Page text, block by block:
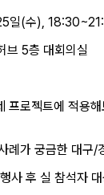
일(수),
브 5층 대회의실
프로젝트에 적용
례가 궁금한 대구/
사 후 실 참석자 대